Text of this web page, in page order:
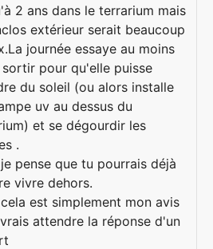
2 ans dans le terrarium mais
extérieur serait beaucoup
journée essaye au moins
pour qu'elle puisse
du soleil (ou alors installe
uv au dessus du
et se dégourdir les
.
pense que tu pourrais déjà
vivre dehors.
est simplement mon avis
attendre la réponse d'un